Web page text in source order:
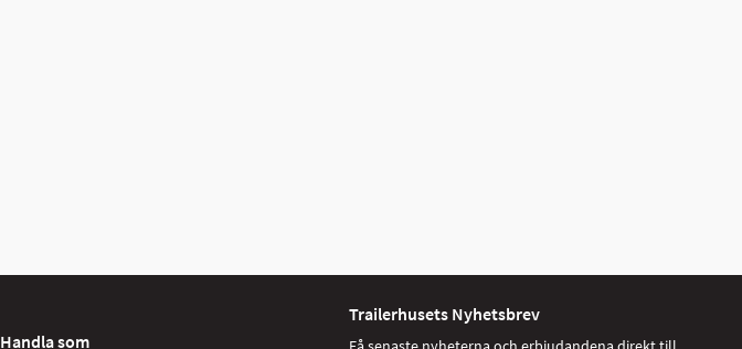
Handla som
Trailerhusets Nyhetsbrev